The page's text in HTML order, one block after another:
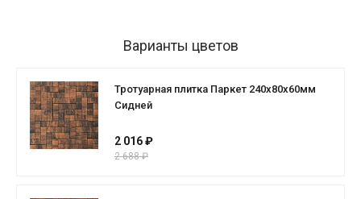
Варианты цветов
Тротуарная плитка Паркет 240x80x60мм
Сидней
2 016 ₽
2 688 ₽